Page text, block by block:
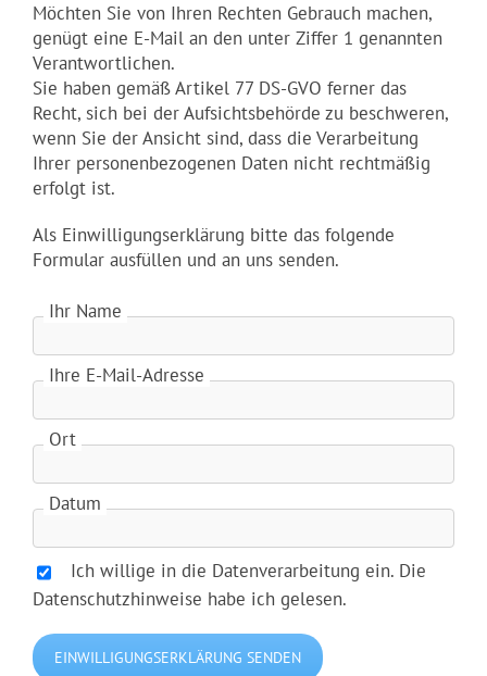
Möchten Sie von Ihren Rechten Gebrauch machen,
genügt eine E-Mail an den unter Ziffer 1 genannten
Verantwortlichen.
Sie haben gemäß Artikel 77 DS-GVO ferner das
Recht, sich bei der Aufsichtsbehörde zu beschweren,
wenn Sie der Ansicht sind, dass die Verarbeitung
Ihrer personenbezogenen Daten nicht rechtmäßig
erfolgt ist.
Als Einwilligungserklärung bitte das folgende
Formular ausfüllen und an uns senden.
Ihr Name
Ihre E-Mail-Adresse
Ort
Datum
Ich willige in die Datenverarbeitung ein. Die
Datenschutzhinweise habe ich gelesen.